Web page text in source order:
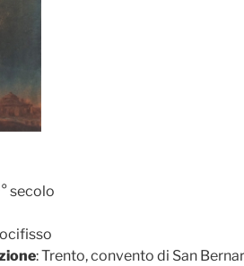
secolo
: Trento, convento di San